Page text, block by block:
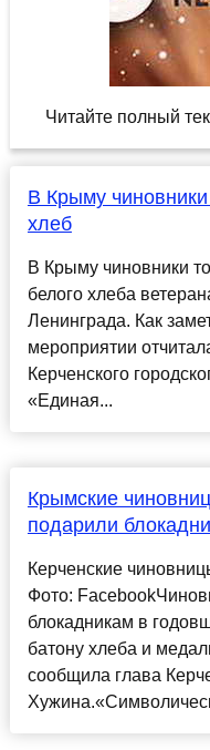
Читайте полный
В Крыму
хлеб
В Крыму чиновники
белого хлеба
Ленинграда. Как
мероприятии
Керченского
«Единая...
Крымские
подарили
Керченские
Фото:
блокадникам в
батону хлеба и
сообщила глава